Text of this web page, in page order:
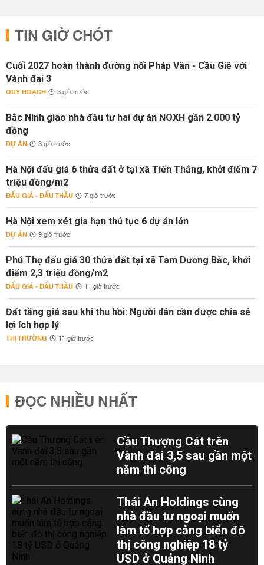
TIN GIỜ CHÓT
Cuối 2027 hoàn thành đường nối Pháp Vân - Cầu Giẽ với
Vành đai 3
QUY HOẠCH 3 giờ trước
Bắc Ninh giao nhà đầu tư hai dự án NOXH gần 2.000 tỷ
đồng
DỰ ÁN 3 giờ trước
Hà Nội đấu giá 6 thửa đất ở tại xã Tiến Thắng, khởi điểm 7
triệu đồng/m2
ĐẤU GIÁ - ĐẤU THẦU 7 giờ trước
Hà Nội xem xét gia hạn thủ tục 6 dự án lớn
DỰ ÁN 9 giờ trước
Phú Thọ đấu giá 30 thửa đất tại xã Tam Dương Bắc, khởi
điểm 2,3 triệu đồng/m2
ĐẤU GIÁ - ĐẤU THẦU 11 giờ trước
Đất tăng giá sau khi thu hồi: Người dân cần được chia sẻ
lợi ích hợp lý
THỊ TRƯỜNG 11 giờ trước
ĐỌC NHIỀU NHẤT
Cầu Thượng Cát trên
Vành đai 3,5 sau gần một
năm thi công
Thái An Holdings cùng
nhà đầu tư ngoại muốn
làm tổ hợp cảng biển đô
thị công nghiệp 18 tỷ
USD ở Quảng Ninh